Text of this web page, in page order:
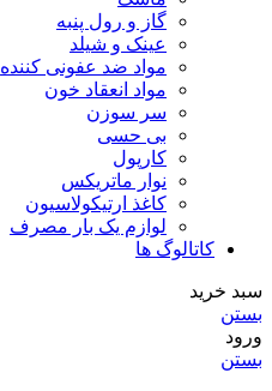
گاز و رول پنبه
عینک و شیلد
مواد ضد عفونی کننده
مواد انعقاد خون
سر سوزن
بی حسی
کارپول
نوار ماتریکس
کاغذ ارتیکولاسیون
لوازم یک بار مصرف
کاتالوگ ها
سبد خرید
بستن
ورود
بستن